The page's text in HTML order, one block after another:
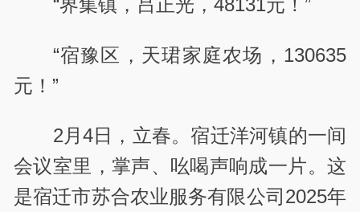
“界集镇，吕正光，48131元！”
“宿豫区，天珺家庭农场，130635
元！”
2月4日，立春。宿迁洋河镇的一间
会议室里，掌声、吆喝声响成一片。这
是宿迁市苏合农业服务有限公司2025年